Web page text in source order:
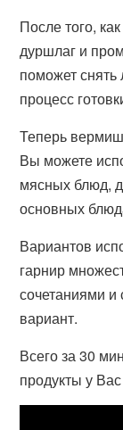
После того,
дуршлаг и
поможет
процесс
Теперь
Вы можете
мясных блюд,
основных
Вариантов
гарнир
сочетаниями
вариант.
Всего за 30
продукты у